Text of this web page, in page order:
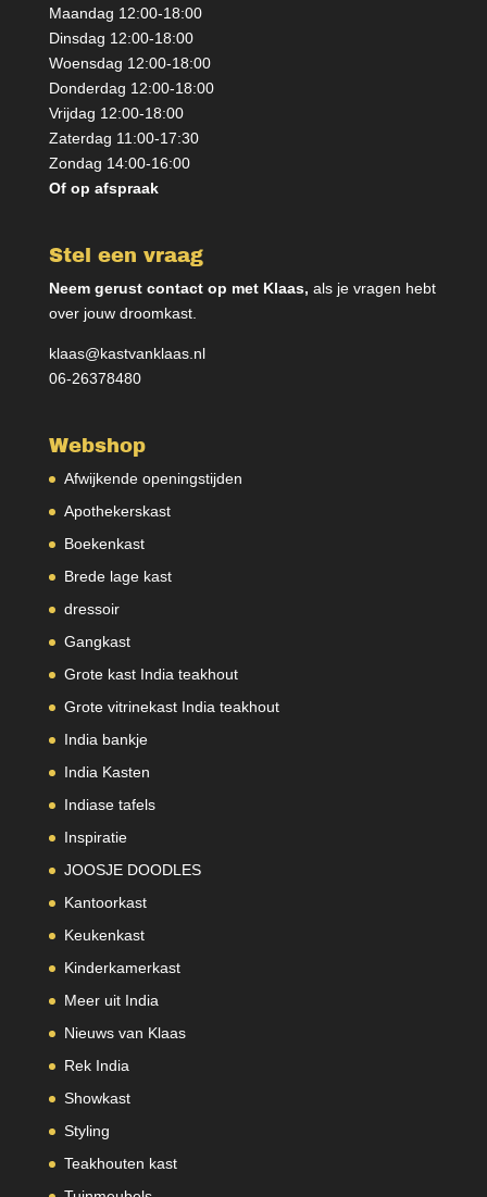
Maandag 12:00-18:00
Dinsdag 12:00-18:00
Woensdag 12:00-18:00
Donderdag 12:00-18:00
Vrijdag 12:00-18:00
Zaterdag 11:00-17:30
Zondag 14:00-16:00
Of op afspraak
Stel een vraag
Neem gerust contact op met Klaas, als je vragen hebt
over jouw droomkast.
klaas@kastvanklaas.nl
06-26378480
Webshop
Afwijkende openingstijden
Apothekerskast
Boekenkast
Brede lage kast
dressoir
Gangkast
Grote kast India teakhout
Grote vitrinekast India teakhout
India bankje
India Kasten
Indiase tafels
Inspiratie
JOOSJE DOODLES
Kantoorkast
Keukenkast
Kinderkamerkast
Meer uit India
Nieuws van Klaas
Rek India
Showkast
Styling
Teakhouten kast